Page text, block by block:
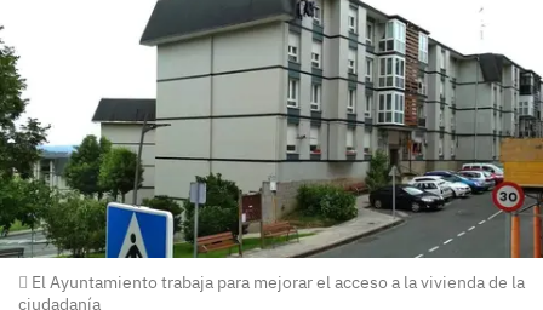
El Ayuntamiento trabaja para mejorar el acceso a la vivienda de la
ciudadanía